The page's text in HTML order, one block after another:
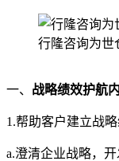
行隆咨询为世
一、 战略绩效护航
1.帮助客户建立战略
a.澄清企业战略，